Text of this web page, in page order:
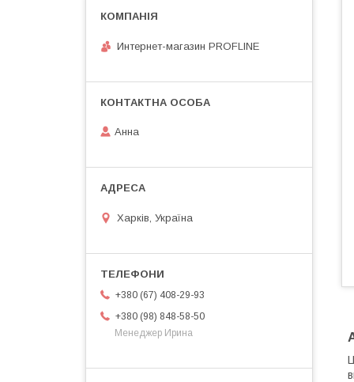
Интернет-магазин PROFLINE
Анна
Харків, Україна
+380 (67) 408-29-93
+380 (98) 848-58-50
Менеджер Ирина